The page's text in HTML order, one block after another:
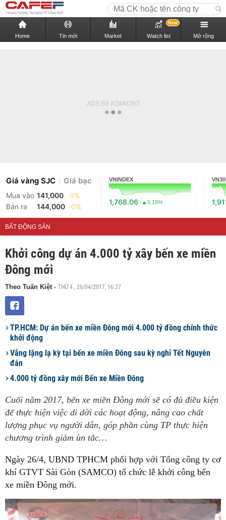
Home Tin mới Market Watch list
New
Mở rộng
Giá vàng SJC Giá bạc
Mua vào 141,000
0%
Bán ra
144,000 0%
VNINDEX
1,768.06 0.19%
VN30
BẤT ĐỘNG SẢN
Khởi công dự án 4.000 tỷ xây bến xe miền
Đông mới
Theo Tuấn Kiệt- THỨ 4 , 26/04/2017, 16:37
TP.HCM: Dự án bến xe miền Đông mới 4.000 tỷ đồng chính thức
khởi động
Vắng lặng lạ kỳ tại bến xe miền Đông sau kỳ nghỉ Tết Nguyên
đán
4.000 tỷ đồng xây mới Bến xe Miền Đông
Cuối năm 2017, bến xe miền Đông mới sẽ có đủ điều kiện
để thực hiện việc di dời các hoạt động, nâng cao chất
lượng phục vụ người dân, góp phần cùng TP thực hiện
chương trình giảm ùn tắc…
Ngày 26/4, UBND TPHCM phối hợp với Tổng công ty cơ
khí GTVT Sài Gòn (SAMCO) tổ chức lễ khởi công bến
xe miền Đông mới.